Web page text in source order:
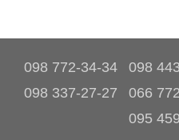
098 772-34-34 098
098 337-27-27
066
095